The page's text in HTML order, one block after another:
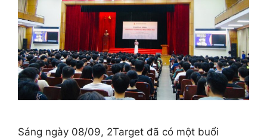
Sáng ngày 08/09, 2Target đã có một buổi